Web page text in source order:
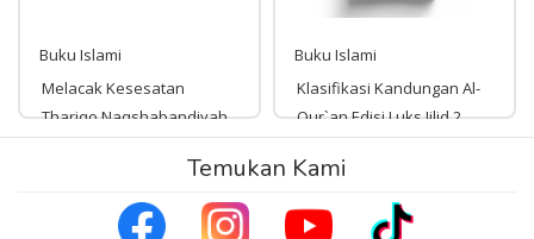
Buku Islami
Melacak Kesesatan
Thariqo Naqshabandiyah
25,000
Buku Islami
Klasifikasi Kandungan Al-
Qur`an Edisi Luks Jilid 2
Rp 136,000
Temukan Kami